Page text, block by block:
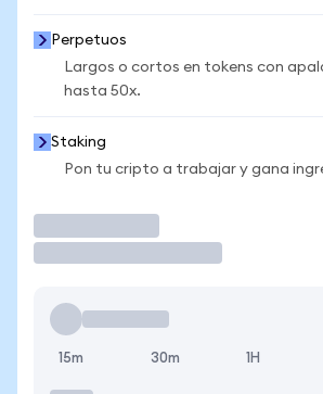
Perpetuos
Largos o cortos en tokens con
hasta 50x.
Staking
Pon tu cripto a trabajar y gana
15m 30m 1H